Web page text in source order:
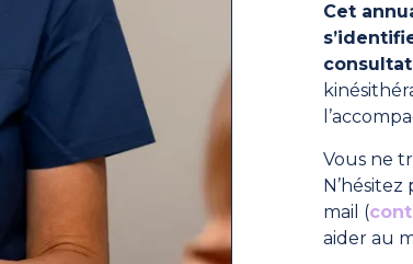
Cet
Vous ne
mail (
aider au